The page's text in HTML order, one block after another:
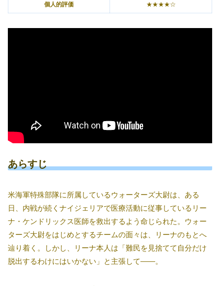
個人的評価 ★★★★☆
あらすじ
米海軍特殊部隊に所属しているウォーターズ大尉は、ある
日、内戦が続くナイジェリアで医療活動に従事しているリー
ナ・ケンドリックス医師を救出するよう命じられた。ウォー
ターズ大尉をはじめとするチームの面々は、リーナのもとへ
辿り着く。しかし、リーナ本人は「難民を見捨てて自分だけ
脱出するわけにはいかない」と主張して――。